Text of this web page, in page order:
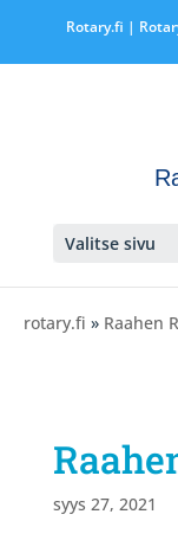
Rotary.fi |
Valitse sivu
rotary.fi » Raahen
syys 27, 2021